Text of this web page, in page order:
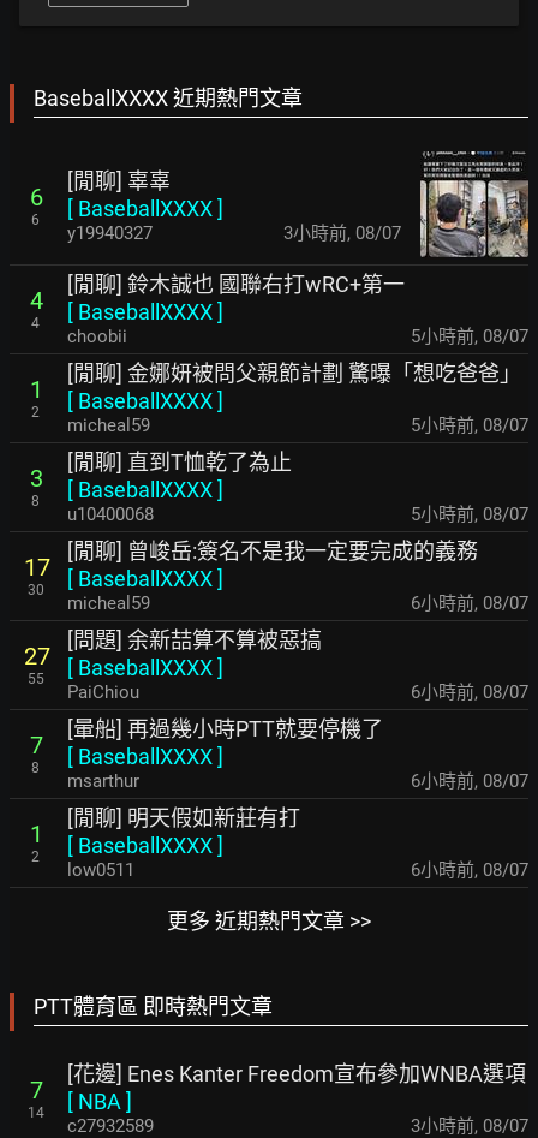
BaseballXXXX 近期熱門文章
6
6
[閒聊] 辜辜
[ BaseballXXXX]
y19940327 3小時前, 08/07
4
4
[閒聊] 鈴木誠也 國聯右打wRC+第一
[ BaseballXXXX]
choobii 5小時前, 08/07
1
2
[閒聊] 金娜妍被問父親節計劃 驚曝「想吃爸爸」
[ BaseballXXXX]
micheal59 5小時前, 08/07
3
8
[閒聊] 直到T恤乾了為止
[ BaseballXXXX]
u10400068 5小時前, 08/07
17
30
[閒聊] 曾峻岳:簽名不是我一定要完成的義務
[ BaseballXXXX]
micheal59 6小時前, 08/07
27
55
[問題] 余新喆算不算被惡搞
[ BaseballXXXX]
PaiChiou 6小時前, 08/07
7
8
[暈船] 再過幾小時PTT就要停機了
[ BaseballXXXX]
msarthur 6小時前, 08/07
1
2
[閒聊] 明天假如新莊有打
[ BaseballXXXX]
low0511 6小時前, 08/07
更多 近期熱門文章 >>
PTT體育區 即時熱門文章
7
14
[花邊] Enes Kanter Freedom宣布參加WNBA選項
[ NBA ]
c27932589 3小時前, 08/07